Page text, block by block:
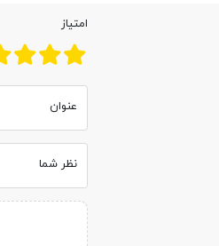
امتیاز
عنوان
نظر شما